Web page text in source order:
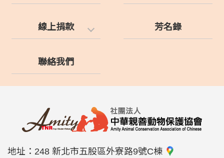
線上捐款 芳名錄
聯絡我們
地址： 248 新北市五股區外寮路9號C棟